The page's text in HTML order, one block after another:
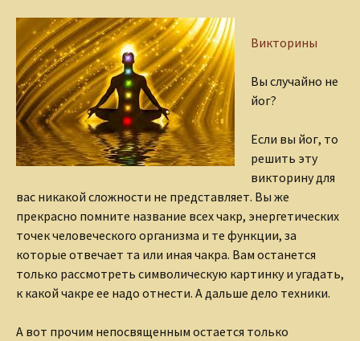
Викторины
Вы случайно не
йог?
Если вы йог, то
решить эту
викторину для
вас никакой сложности не представляет. Вы же
прекрасно помните название всех чакр, энергетических
точек человеческого организма и те функции, за
которые отвечает та или иная чакра. Вам останется
только рассмотреть символическую картинку и угадать,
к какой чакре ее надо отнести. А дальше дело техники.
А вот прочим непосвященным остается только